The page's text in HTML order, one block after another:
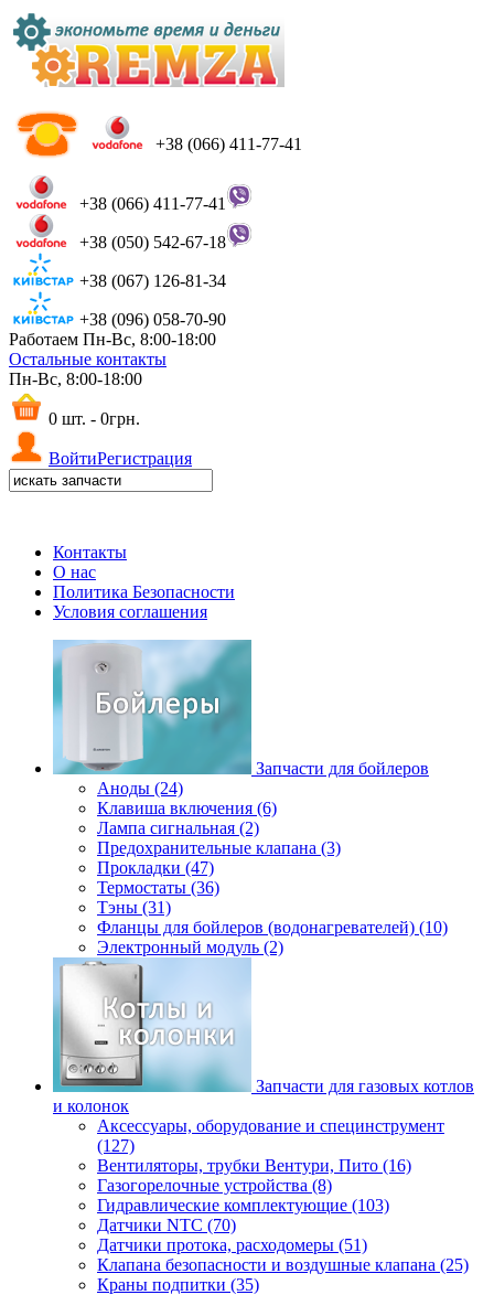
+38 (066) 411-77-41
+38 (066) 411-77-41
+38 (050) 542-67-18
+38 (067) 126-81-34
+38 (096) 058-70-90
Работаем Пн-Вс, 8:00-18:00
Остальные контакты
Пн-Вс, 8:00-18:00
0 шт. - 0грн.
ВойтиРегистрация
Контакты
О нас
Политика Безопасности
Условия соглашения
Запчасти для бойлеров
Аноды (24)
Клавиша включения (6)
Лампа сигнальная (2)
Предохранительные клапана (3)
Прокладки (47)
Термостаты (36)
Тэны (31)
Фланцы для бойлеров (водонагревателей) (10)
Электронный модуль (2)
Запчасти для газовых котлов
и колонок
Аксессуары, оборудование и специнструмент
(127)
Вентиляторы, трубки Вентури, Пито (16)
Газогорелочные устройства (8)
Гидравлические комплектующие (103)
Датчики NTC (70)
Датчики протока, расходомеры (51)
Клапана безопасности и воздушные клапана (25)
Краны подпитки (35)